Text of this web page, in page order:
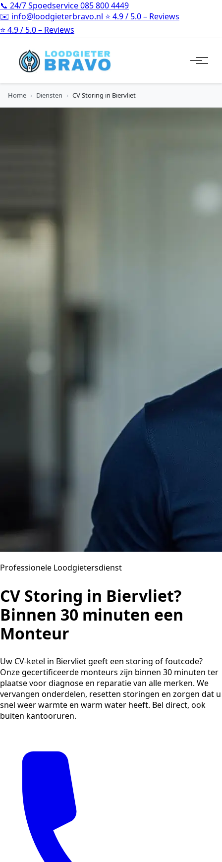
📞 24/7 Spoedservice085 800 4449
✉️ info@loodgieterbravo.nl ⭐ 4.9 / 5.0 – Reviews
⭐ 4.9 / 5.0 – Reviews
Home › Diensten › CV Storing in Biervliet
Professionele Loodgietersdienst
CV Storing in Biervliet?
Binnen 30 minuten een
Monteur
Uw CV-ketel in Biervliet geeft een storing of foutcode?
Onze gecertificeerde monteurs zijn binnen 30 minuten ter
plaatse voor diagnose en reparatie van alle merken. We
vervangen onderdelen, resetten storingen en zorgen dat u
snel weer warmte en warm water heeft. Bel direct, ook
buiten kantooruren.